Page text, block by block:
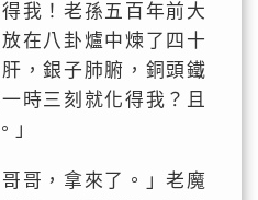
我！老孫五百年前大
在八卦爐中煉了四十
，銀子肺腑，銅頭鐵
時三刻就化得我？且
」
哥，拿來了。」老魔